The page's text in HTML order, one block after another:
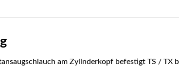
am Zylinderkopf befestigt TS / TX